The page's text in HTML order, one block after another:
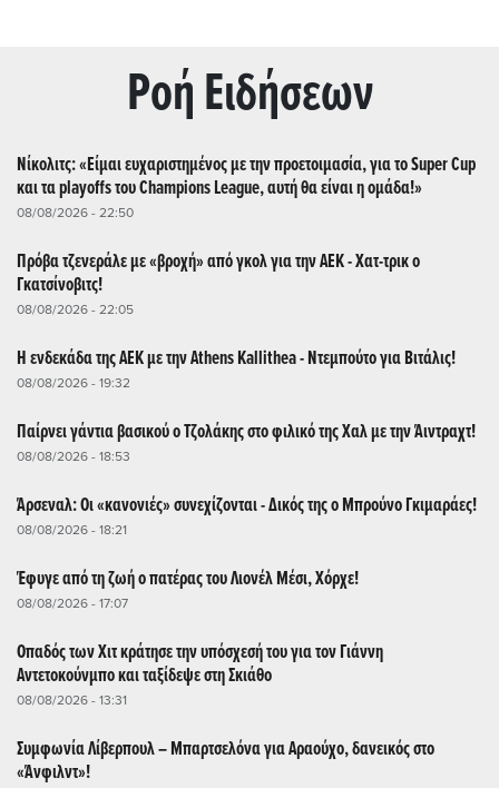
Ρoή Ειδήσεων
Νίκολιτς: «Είμαι ευχαριστημένος με την προετοιμασία, για το Super Cup
και τα playoffs του Champions League, αυτή θα είναι η ομάδα!»
08/08/2026 - 22:50
Πρόβα τζενεράλε με «βροχή» από γκολ για την ΑΕΚ - Χατ-τρικ ο
Γκατσίνοβιτς!
08/08/2026 - 22:05
Η ενδεκάδα της ΑΕΚ με την Athens Kallithea - Ντεμπούτο για Βιτάλις!
08/08/2026 - 19:32
Παίρνει γάντια βασικού ο Τζολάκης στο φιλικό της Χαλ με την Άιντραχτ!
08/08/2026 - 18:53
Άρσεναλ: Οι «κανονιές» συνεχίζονται - Δικός της ο Μπρούνο Γκιμαράες!
08/08/2026 - 18:21
Έφυγε από τη ζωή ο πατέρας του Λιονέλ Μέσι, Χόρχε!
08/08/2026 - 17:07
Οπαδός των Χιτ κράτησε την υπόσχεσή του για τον Γιάννη
Αντετοκούνμπο και ταξίδεψε στη Σκιάθο
08/08/2026 - 13:31
Συμφωνία Λίβερπουλ – Μπαρτσελόνα για Αραούχο, δανεικός στο
«Άνφιλντ»!